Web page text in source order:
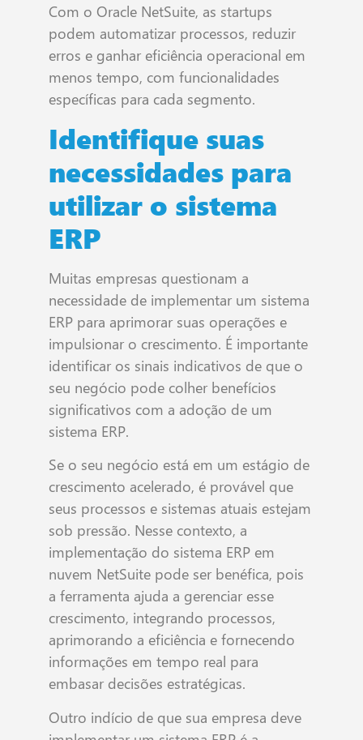
Com o Oracle NetSuite, as startups
podem automatizar processos, reduzir
erros e ganhar eficiência operacional em
menos tempo, com funcionalidades
específicas para cada segmento.
Identifique suas
necessidades para
utilizar o sistema
ERP
Muitas empresas questionam a
necessidade de implementar um sistema
ERP para aprimorar suas operações e
impulsionar o crescimento. É importante
identificar os sinais indicativos de que o
seu negócio pode colher benefícios
significativos com a adoção de um
sistema ERP.
Se o seu negócio está em um estágio de
crescimento acelerado, é provável que
seus processos e sistemas atuais estejam
sob pressão. Nesse contexto, a
implementação do sistema ERP em
nuvem NetSuite pode ser benéfica, pois
a ferramenta ajuda a gerenciar esse
crescimento, integrando processos,
aprimorando a eficiência e fornecendo
informações em tempo real para
embasar decisões estratégicas.
Outro indício de que sua empresa deve